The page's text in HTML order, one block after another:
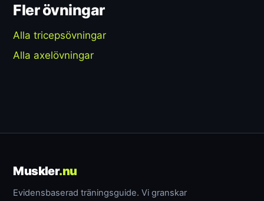
Fler övningar
Alla tricepsövningar
Alla axelövningar
Muskler.nu
Evidensbaserad träningsguide. Vi granskar